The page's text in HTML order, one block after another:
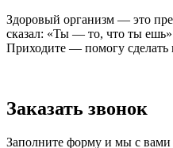
Здоровый организм — это
сказал: «Ты — то, что ты
Приходите — помогу
Заказать звонок
Заполните форму и мы с вами